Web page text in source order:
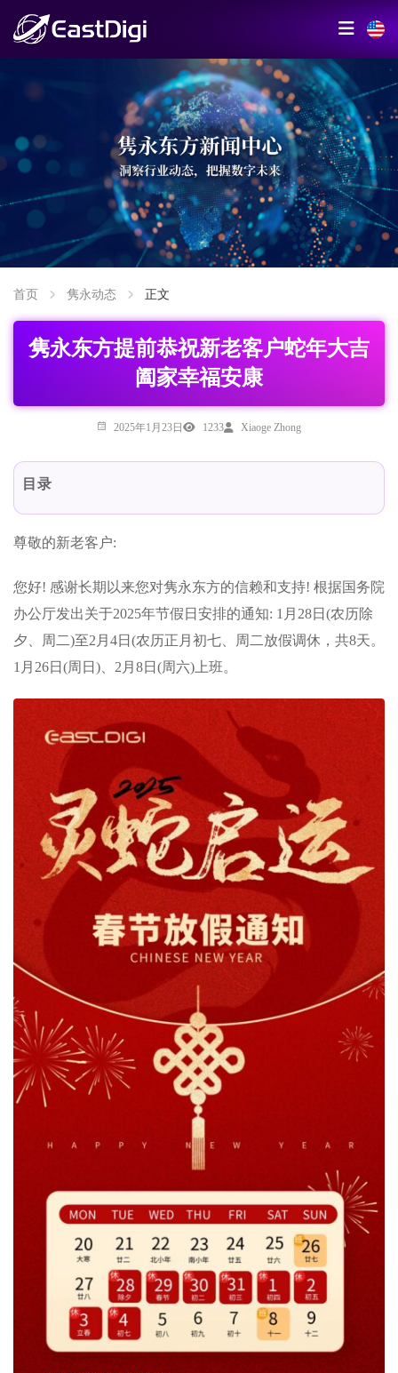
首页 隽永动态 正文
隽永东方提前恭祝新老客户蛇年大吉
阖家幸福安康
2025年1月23日 1233 Xiaoge Zhong
目录
尊敬的新老客户:
您好! 感谢长期以来您对隽永东方的信赖和支持! 根据国务院
办公厅发出关于2025年节假日安排的通知: 1月28日(农历除
夕、周二)至2月4日(农历正月初七、周二放假调休，共8天。
1月26日(周日)、2月8日(周六)上班。